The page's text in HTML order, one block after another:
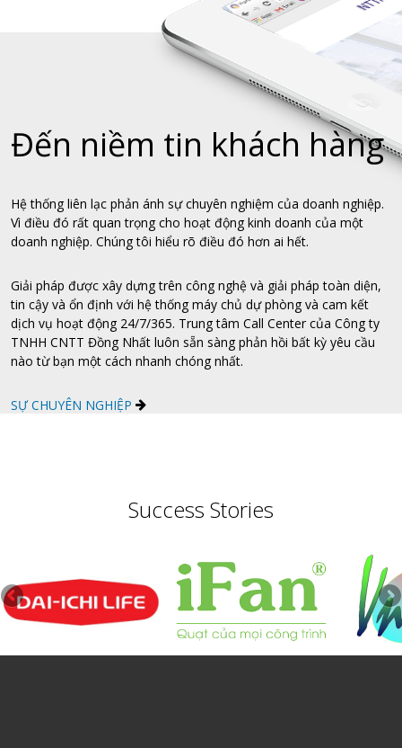
Đến niềm tin khách hàng
Hệ thống liên lạc phản ánh sự chuyên nghiệm của doanh nghiệp.
Vì điều đó rất quan trọng cho hoạt động kinh doanh của một
doanh nghiệp. Chúng tôi hiểu rõ điều đó hơn ai hết.
Giải pháp được xây dựng trên công nghệ và giải pháp toàn diện,
tin cậy và ổn định với hệ thống máy chủ dự phòng và cam kết
dịch vụ hoạt động 24/7/365. Trung tâm Call Center của Công ty
TNHH CNTT Đồng Nhất luôn sẵn sàng phản hồi bất kỳ yêu cầu
nào từ bạn một cách nhanh chóng nhất.
SỰ CHUYÊN NGHIỆP
Success Stories